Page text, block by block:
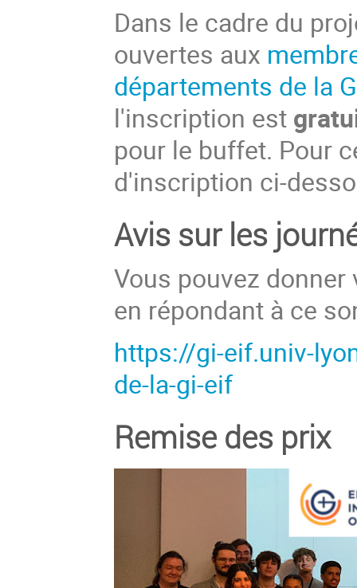
Dans le cadre du
ouvertes aux
départements de la
l'inscription est
pour le buffet. Pour
d'inscription ci-
Avis sur les
Vous pouvez donner
en répondant à ce
https://gi-eif.univ-
de-la-gi-eif
Remise des prix